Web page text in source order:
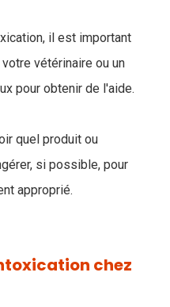
il est important
vétérinaire ou un
pour obtenir de l'aide.
quel produit ou
si possible, pour
approprié.
chez